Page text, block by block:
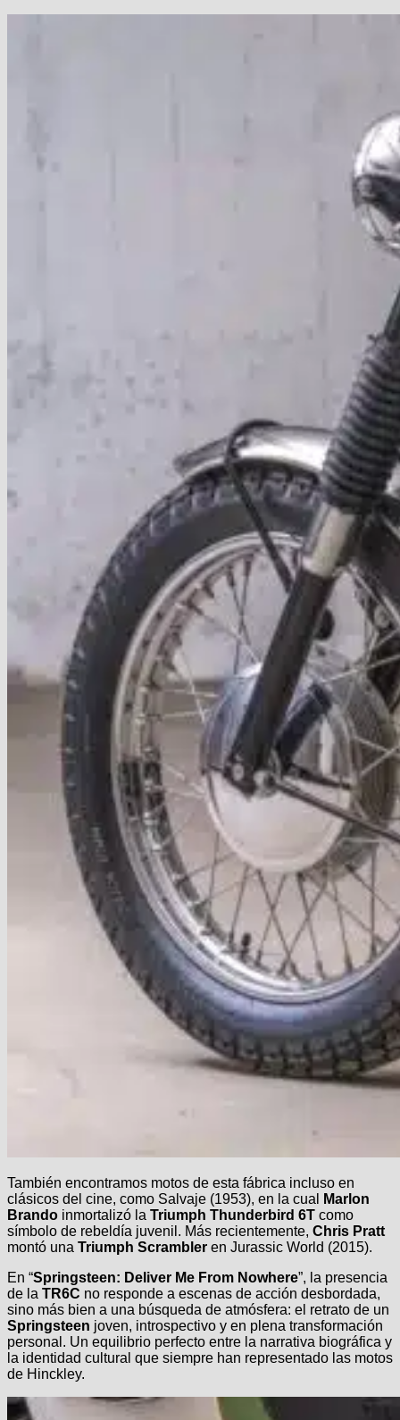
También encontramos motos de esta fábrica incluso en
clásicos del cine, como Salvaje (1953), en la cual
Marlon
Brando inmortalizó la Triumph Thunderbird 6T como
símbolo de rebeldía juvenil. Más recientemente, Chris Pratt
montó una Triumph Scrambler en Jurassic World (2015).
En “Springsteen: Deliver Me From Nowhere”, la presencia
de la TR6C no responde a escenas de acción desbordada,
sino más bien a una búsqueda de atmósfera: el retrato de un
Springsteen joven, introspectivo y en plena transformación
personal. Un equilibrio perfecto entre la narrativa biográfica y
la identidad cultural que siempre han representado las motos
de Hinckley.